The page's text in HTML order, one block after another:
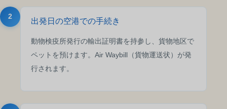
2
出発日の空港での手続き
動物検疫所発行の輸出証明書を持参し、貨物地区で
ペットを預けます。Air Waybill（貨物運送状）が発
行されます。